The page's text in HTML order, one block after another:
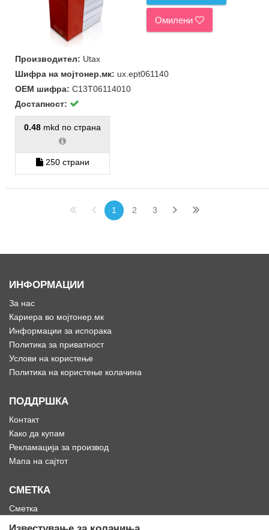
Омилени
Производител: Utax
Шифра на мојтонер.мк: ux.ept061140
ОЕМ шифра: C13T06114010
Достапност:
0.48 mkd по страна
250 страни
1 2 3
ИНФОРМАЦИИ
За нас
Кариера во мојтонер.мк
Информации за испорака
Политика за приватност
Услови на користење
Политика на користење колачина
ПОДДРШКА
Контакт
Како да купам
Рекламација за производ
Мапа на сајтот
СМЕТКА
Сметка